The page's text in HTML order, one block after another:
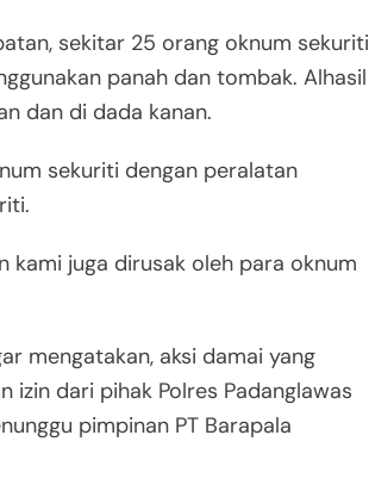
sekitar 25 orang oknum sekuriti
panah dan tombak. Alhasil
dan di dada kanan.
sekuriti dengan peralatan
kami juga dirusak oleh para oknum
mengatakan, aksi damai yang
izin dari pihak Polres Padanglawas
pimpinan PT Barapala